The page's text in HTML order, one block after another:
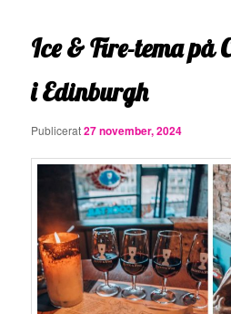
Ice & Fire-tema på
i Edinburgh
Publicerat27 november, 2024